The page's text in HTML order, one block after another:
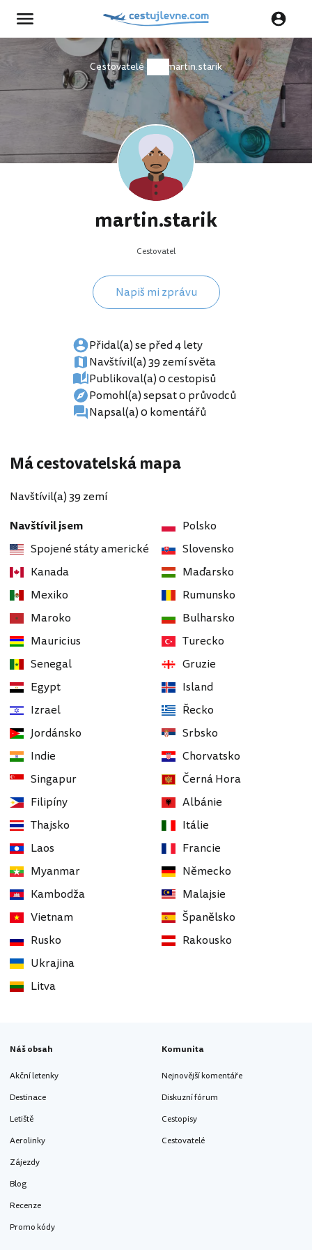
Cestovatelé martin.starik
martin.starik
Cestovatel
Napiš mi zprávu
Přidal(a) se před 4 lety
Navštívil(a) 39 zemí světa
Publikoval(a) 0 cestopisů
Pomohl(a) sepsat 0 průvodců
Napsal(a) 0 komentářů
Má cestovatelská mapa
Navštívil(a) 39 zemí
Navštívil jsem
Spojené státy americké
Kanada
Mexiko
Maroko
Mauricius
Senegal
Egypt
Izrael
Jordánsko
Indie
Singapur
Filipíny
Thajsko
Laos
Myanmar
Kambodža
Vietnam
Rusko
Ukrajina
Litva
Polsko
Slovensko
Maďarsko
Rumunsko
Bulharsko
Turecko
Gruzie
Island
Řecko
Srbsko
Chorvatsko
Černá Hora
Albánie
Itálie
Francie
Německo
Malajsie
Španělsko
Rakousko
Náš obsah
Akční letenky
Destinace
Letiště
Aerolinky
Zájezdy
Blog
Recenze
Promo kódy
Komunita
Nejnovější komentáře
Diskuzní fórum
Cestopisy
Cestovatelé